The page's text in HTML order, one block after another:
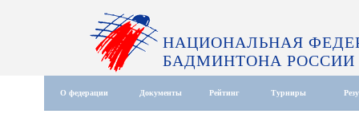
НАЦИОНАЛЬНАЯ
БАДМИНТОНА РОССИИ
О федерации Документы Рейтинг Турниры